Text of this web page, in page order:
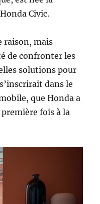
Civic.
raison, mais
de confronter les
solutions pour
dans le
que Honda a
fois à la